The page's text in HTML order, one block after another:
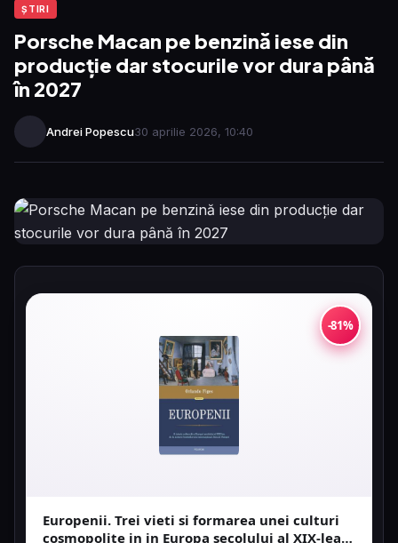
ŞTIRI
Porsche Macan pe benzină iese din
producție dar stocurile vor dura până
în 2027
Andrei Popescu30 aprilie 2026, 10:40
-81%
Europenii. Trei vieti si formarea unei culturi
cosmopolite in in Europa secolului al XIX-lea -